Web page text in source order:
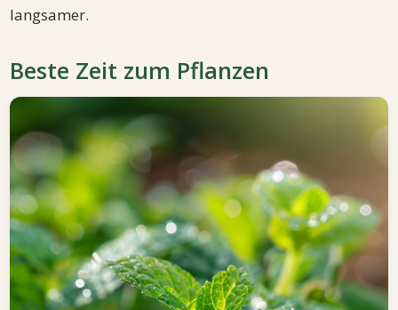
langsamer.
Beste Zeit zum Pflanzen